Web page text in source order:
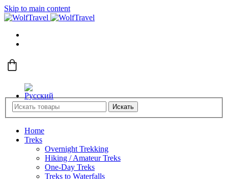
Skip to main content
Искать
Home
Treks
Overnight Trekking
Hiking / Amateur Treks
One-Day Treks
Treks to Waterfalls